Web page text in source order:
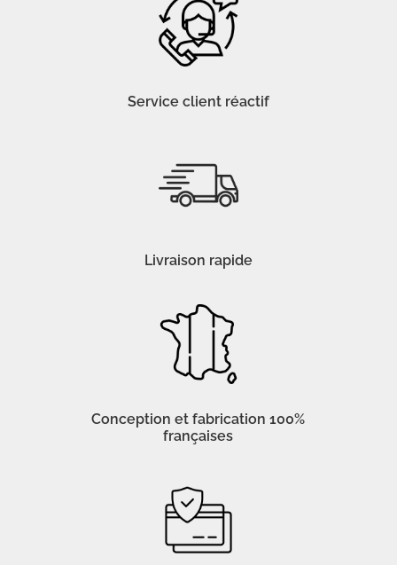
Service client réactif
Livraison rapide
Conception et fabrication 100%
françaises